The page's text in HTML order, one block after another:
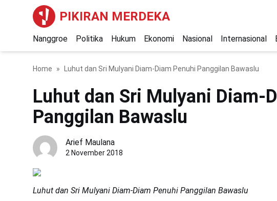
PIKIRAN MERDEKA
Nanggroe Politika Hukum Ekonomi Nasional Internasional
Home Luhut dan Sri Mulyani Diam-Diam Penuhi Panggilan Bawaslu
Luhut dan Sri Mulyani Diam-
Panggilan Bawaslu
Arief Maulana
2 November 2018
Luhut dan Sri Mulyani Diam-Diam Penuhi Panggilan Bawaslu